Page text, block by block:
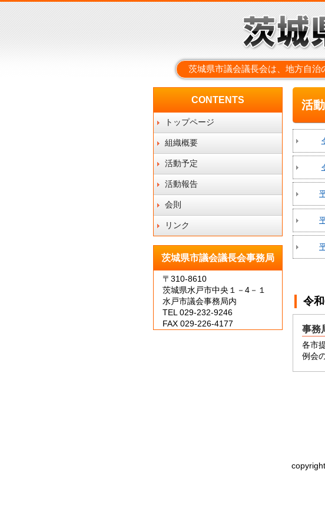
茨城県市議会議長会は、地方自治
CONTENTS
トップページ
組織概要
活動予定
活動報告
会則
リンク
茨城県市議会議長会事務局
〒310-8610
茨城県水戸市中央１－4－１
水戸市議会事務局内
TEL 029-232-9246
FAX 029-226-4177
活
令
事務
各市
例会